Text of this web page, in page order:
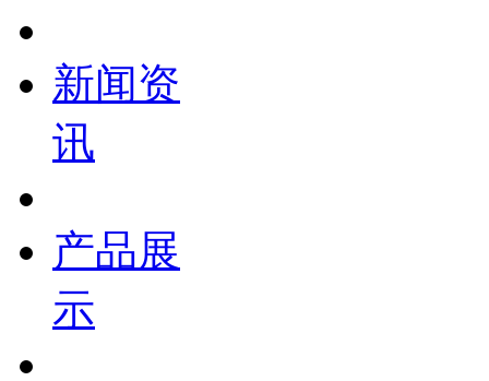
新闻资
讯
产品展
示